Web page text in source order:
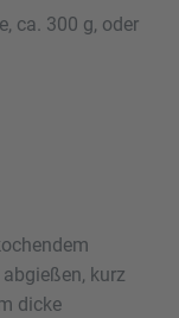
ca. 300 g, oder
kurz
dicke